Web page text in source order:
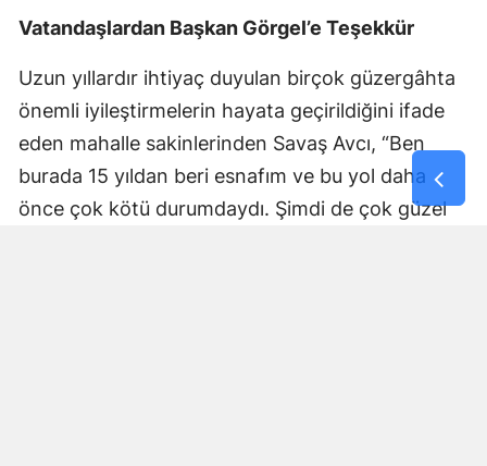
Vatandaşlardan Başkan Görgel’e Teşekkür
Uzun yıllardır ihtiyaç duyulan birçok güzergâhta
önemli iyileştirmelerin hayata geçirildiğini ifade
eden mahalle sakinlerinden Savaş Avcı, “Ben
burada 15 yıldan beri esnafım ve bu yol daha
önce çok kötü durumdaydı. Şimdi de çok güzel